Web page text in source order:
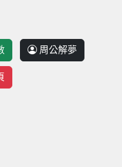
周公解夢